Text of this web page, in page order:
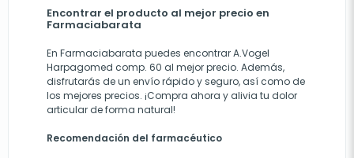
Encontrar el producto al mejor precio en
Farmaciabarata
En Farmaciabarata puedes encontrar A.Vogel
Harpagomed comp. 60 al mejor precio. Además,
disfrutarás de un envío rápido y seguro, así como de
los mejores precios. ¡Compra ahora y alivia tu dolor
articular de forma natural!
Recomendación del farmacéutico